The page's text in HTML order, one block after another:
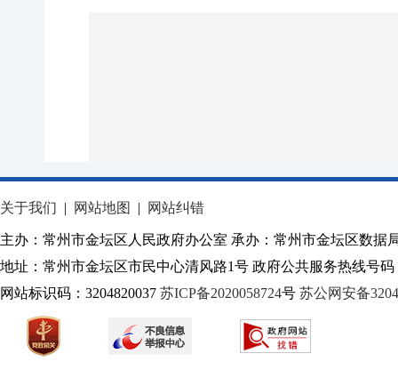
关于我们 | 网站地图 | 网站纠错
主办：常州市金坛区人民政府办公室 承办：常州市金坛区数据
地址：常州市金坛区市民中心清风路1号 政府公共服务热线号码
网站标识码：3204820037 苏ICP备2020058724号 苏公网安备